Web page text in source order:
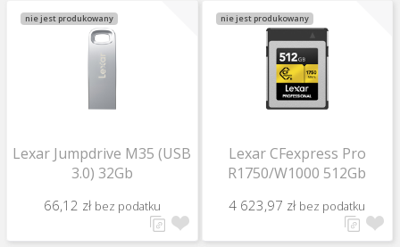
nie jest produkowany
Lexar Jumpdrive M35 (USB
3.0) 32Gb
66,12 zł bez podatku
nie jest produkowany
Lexar CFexpress Pro
R1750/W1000 512Gb
4 623,97 zł bez podatku